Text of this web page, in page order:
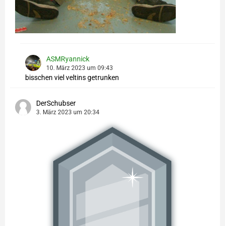
ASMRyannick
10. März 2023 um 09:43
bisschen viel veltins getrunken
DerSchubser
3. März 2023 um 20:34